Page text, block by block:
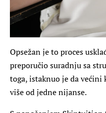
Opsežan je to proces
preporučio suradnju sa
toga, istaknuo je da većini
više od jedne nijanse.